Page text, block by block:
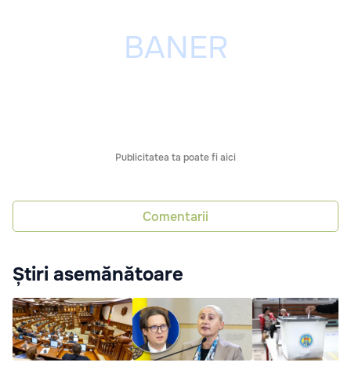
Publicitatea ta poate fi aici
Comentarii
Știri asemănătoare